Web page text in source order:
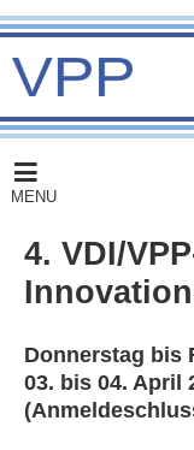
MENU
4. VDI/
Donnerstag bis
03. bis 04. April